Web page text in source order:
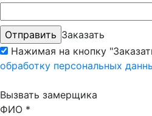
Заказать
Нажимая на кнопку
обработку персональных
Вызвать замерщика
ФИО *